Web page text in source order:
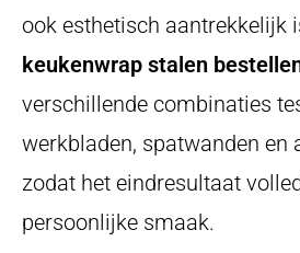
ook esthetisch aantrekkelijk
keukenwrap stalen
verschillende combinaties
werkbladen, spatwanden en
zodat het eindresultaat
persoonlijke smaak.